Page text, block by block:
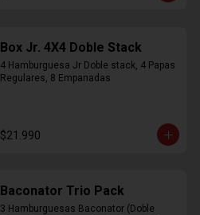
Box Jr. 4X4 Doble Stack
4 Hamburguesa Jr Doble stack, 4 Papas
Regulares, 8 Empanadas
$21.990
Baconator Trio Pack
3 Hamburguesas Baconator (Doble